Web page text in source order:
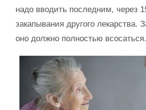
надо вводить последним, через
закапывания другого лекарства.
оно должно полностью всосаться.